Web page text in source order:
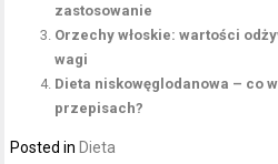
zastosowanie
Orzechy włoskie: wartości
wagi
Dieta niskowęglodanowa – co
przepisach?
Posted in Dieta